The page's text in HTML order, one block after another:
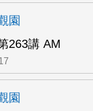
園
263講 AM
園